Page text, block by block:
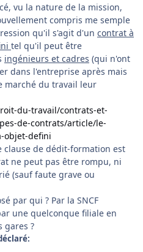
vu la nature de la mission,
compris me semple
qu'il s'agit d'un contrat à
tel qu'il peut être
ingénieurs et cadres (qui n'ont
dans l'entreprise après mais
marché du travail leur
du-travail/contrats-et-
de-contrats/article/le-
objet-defini
clause de dédit-formation est
ne peut pas être rompu, ni
(sauf faute grave ou
par qui ? Par la SNCF
une quelconque filiale en
gares ?